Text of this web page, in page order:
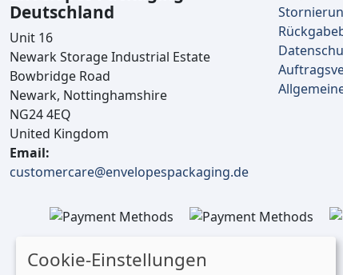
Deutschland
Unit 16
Newark Storage Industrial Estate
Bowbridge Road
Newark, Nottinghamshire
NG24 4EQ
United Kingdom
Email:
customercare@envelopespackaging.de
Cookie-Einstellungen